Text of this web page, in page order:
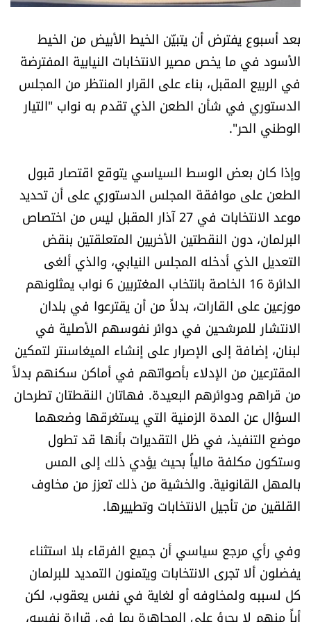
خاص الموقع
كتّابنا
تحت المجهر
آراء
اقتصاد
العالم
الصحافة الإسرائيلية
ثقافة وفنون
فصل من كتاب
اقرأ تضحك
كاميرا
سجالات
صحّة وصحن
منوّعات
حظّك اليوم
بعد أسبوع يفترض أن يتبيّن الخيط الأبيض من الخيط
الأسود في ما يخص مصير الانتخابات النيابية المفترضة
في الربيع المقبل، بناء على القرار المنتظر من المجلس
الدستوري في شأن الطعن الذي تقدم به نواب "التيار
الوطني الحر".
وإذا كان بعض الوسط السياسي يتوقع اقتصار قبول
الطعن على موافقة المجلس الدستوري على أن تحديد
موعد الانتخابات في 27 آذار المقبل ليس من اختصاص
البرلمان، دون النقطتين الأخريين المتعلقتين بنقض
التعديل الذي أدخله المجلس النيابي، والذي ألغى
الدائرة 16 الخاصة بانتخاب المغتربين 6 نواب يمثلونهم
موزعين على القارات، بدلاً من أن يقترعوا في بلدان
الانتشار للمرشحين في دوائر نفوسهم الأصلية في
لبنان، إضافة إلى الإصرار على إنشاء الميغاسنتر لتمكين
المقترعين من الإدلاء بأصواتهم في أماكن سكنهم بدلاً
من قراهم ودوائرهم البعيدة. فهاتان النقطتان تطرحان
السؤال عن المدة الزمنية التي يستغرقها وضعهما
موضع التنفيذ، في ظل التقديرات بأنها قد تطول
وستكون مكلفة مالياً بحيث يؤدي ذلك إلى المس
بالمهل القانونية. والخشية من ذلك تعزز من مخاوف
القلقين من تأجيل الانتخابات وتطييرها.
وفي رأي مرجع سياسي أن جميع الفرقاء بلا استثناء
يفضلون ألا تجرى الانتخابات ويتمنون التمديد للبرلمان
كل لسببه ولمخاوفه أو لغاية في نفس يعقوب، لكن